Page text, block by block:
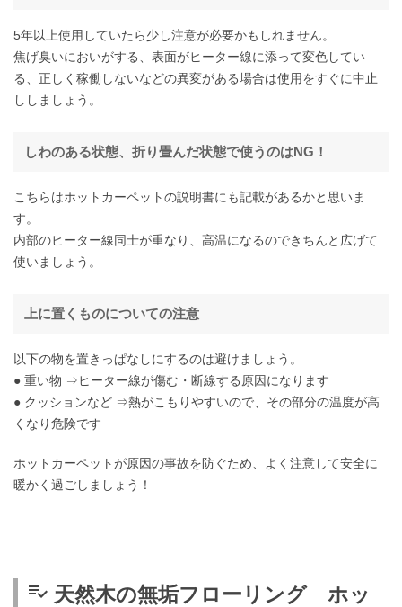
5年以上使用していたら少し注意が必要かもしれません。
焦げ臭いにおいがする、表面がヒーター線に添って変色してい
る、正しく稼働しないなどの異変がある場合は使用をすぐに中止
ししましょう。
しわのある状態、折り畳んだ状態で使うのはNG！
こちらはホットカーペットの説明書にも記載があるかと思いま
す。
内部のヒーター線同士が重なり、高温になるのできちんと広げて
使いましょう。
上に置くものについての注意
以下の物を置きっぱなしにするのは避けましょう。
● 重い物 ⇒ヒーター線が傷む・断線する原因になります
● クッションなど ⇒熱がこもりやすいので、その部分の温度が高
くなり危険です
ホットカーペットが原因の事故を防ぐため、よく注意して安全に
暖かく過ごしましょう！
playlist_add_check 天然木の無垢フローリング ホッ